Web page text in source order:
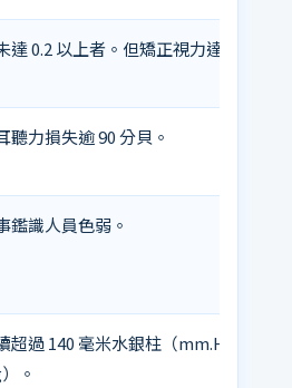
達 0.2 以上者。但矯正視力達 1.0 以
聽力損失逾 90 分貝。
鑑識人員色弱。
超過 140 毫米水銀柱（mm.Hg），
。